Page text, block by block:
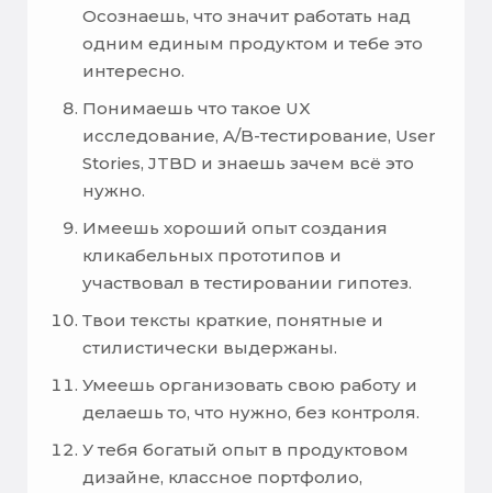
Осознаешь, что значит работать над
одним единым продуктом и тебе это
интересно.
Понимаешь что такое UX
исследование, A/B-тестирование, User
Stories, JTBD и знаешь зачем всё это
нужно.
Имеешь хороший опыт создания
кликабельных прототипов и
участвовал в тестировании гипотез.
Твои тексты краткие, понятные и
стилистически выдержаны.
Умеешь организовать свою работу и
делаешь то, что нужно, без контроля.
У тебя богатый опыт в продуктовом
дизайне, классное портфолио,